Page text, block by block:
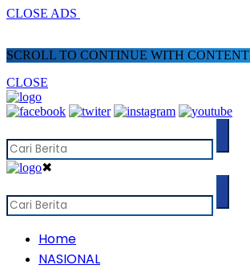
CLOSE ADS
SCROLL TO CONTINUE WITH CONTENT
CLOSE
✖
Home
NASIONAL